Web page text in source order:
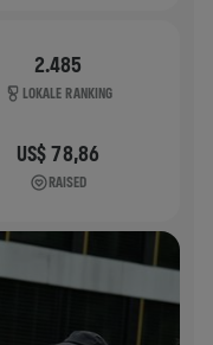
2.485
LOKALE RANKING
US$ 78,86
RAISED